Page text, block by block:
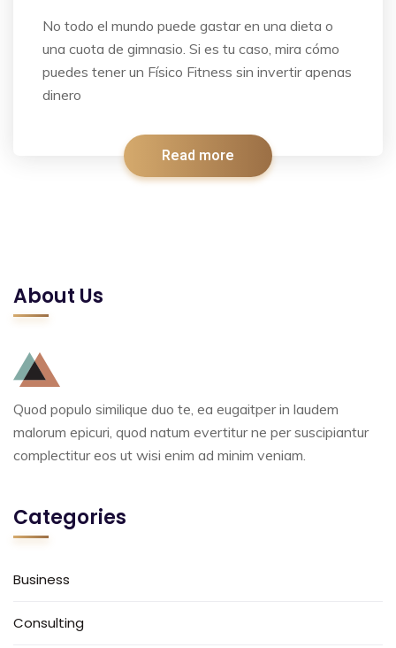
No todo el mundo puede gastar en una dieta o
una cuota de gimnasio. Si es tu caso, mira cómo
puedes tener un Físico Fitness sin invertir apenas
dinero
Read more
About Us
Quod populo similique duo te, ea eugaitper in laudem
malorum epicuri, quod natum evertitur ne per suscipiantur
complectitur eos ut wisi enim ad minim veniam.
Categories
Business
Consulting